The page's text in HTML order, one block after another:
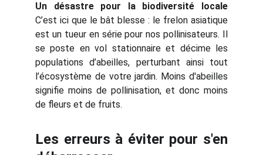
Un désastre pour la biodiversité locale
C’est ici que le bât blesse : le frelon asiatique
est un tueur en série pour nos pollinisateurs. Il
se poste en vol stationnaire et décime les
populations d’abeilles, perturbant ainsi tout
l’écosystème de votre jardin. Moins d'abeilles
signifie moins de pollinisation, et donc moins
de fleurs et de fruits.
Les erreurs à éviter pour s'en